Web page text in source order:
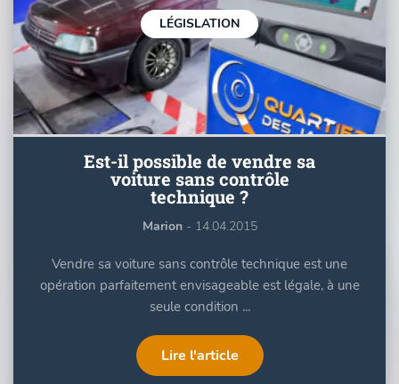
LÉGISLATION
Est-il possible de vendre sa
voiture sans contrôle
technique ?
Marion - 14.04.2015
Vendre sa voiture sans contrôle technique est une
opération parfaitement envisageable est légale, à une
seule condition ...
Lire l'article